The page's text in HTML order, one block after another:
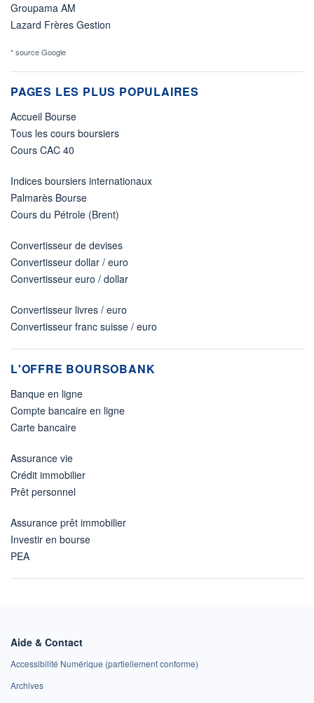
Groupama AM
Lazard Frères Gestion
* source Google
PAGES LES PLUS POPULAIRES
Accueil Bourse
Tous les cours boursiers
Cours CAC 40
Indices boursiers internationaux
Palmarès Bourse
Cours du Pétrole (Brent)
Convertisseur de devises
Convertisseur dollar / euro
Convertisseur euro / dollar
Convertisseur livres / euro
Convertisseur franc suisse / euro
L'OFFRE BOURSOBANK
Banque en ligne
Compte bancaire en ligne
Carte bancaire
Assurance vie
Crédit immobilier
Prêt personnel
Assurance prêt immobilier
Investir en bourse
PEA
Aide & Contact
Accessibilité Numérique (partiellement conforme)
Archives